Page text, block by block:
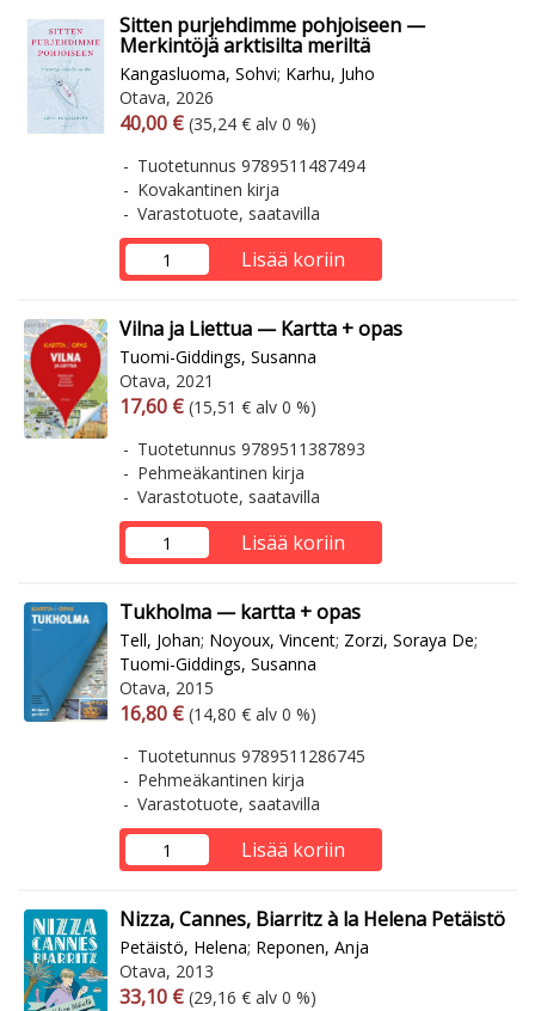
Sitten purjehdimme pohjoiseen —
Merkintöjä arktisilta meriltä
Kangasluoma, Sohvi; Karhu, Juho
Otava, 2026
Arvonlisäverollinen hinta
40,00 € Arvonlisäveroton hinta
(35,24 € alv 0 %)
Tuotetunnus 9789511487494
Kovakantinen kirja
Varastotuote, saatavilla
Lisää koriin
Vilna ja Liettua — Kartta + opas
Tuomi-Giddings, Susanna
Otava, 2021
Arvonlisäverollinen hinta
17,60 € Arvonlisäveroton hinta
(15,51 € alv 0 %)
Tuotetunnus 9789511387893
Pehmeäkantinen kirja
Varastotuote, saatavilla
Lisää koriin
Tukholma — kartta + opas
Tell, Johan; Noyoux, Vincent; Zorzi, Soraya De;
Tuomi-Giddings, Susanna
Otava, 2015
Arvonlisäverollinen hinta
16,80 € Arvonlisäveroton hinta
(14,80 € alv 0 %)
Tuotetunnus 9789511286745
Pehmeäkantinen kirja
Varastotuote, saatavilla
Lisää koriin
Nizza, Cannes, Biarritz à la Helena Petäistö
Petäistö, Helena; Reponen, Anja
Otava, 2013
Arvonlisäverollinen hinta
33,10 € Arvonlisäveroton hinta
(29,16 € alv 0 %)